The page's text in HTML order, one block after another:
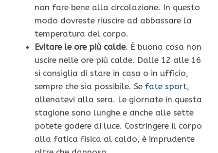
non fare bene alla circolazione. In questo
modo dovreste riuscire ad abbassare la
temperatura del corpo.
Evitare le ore più calde. È buona cosa non
uscire nelle ore più calde. Dalle 12 alle 16
si consiglia di stare in casa o in ufficio,
sempre che sia possibile. Se fate sport,
allenatevi alla sera. Le giornate in questa
stagione sono lunghe e anche alle sette
potete godere di luce. Costringere il corpo
alla fatica fisica al caldo, è imprudente